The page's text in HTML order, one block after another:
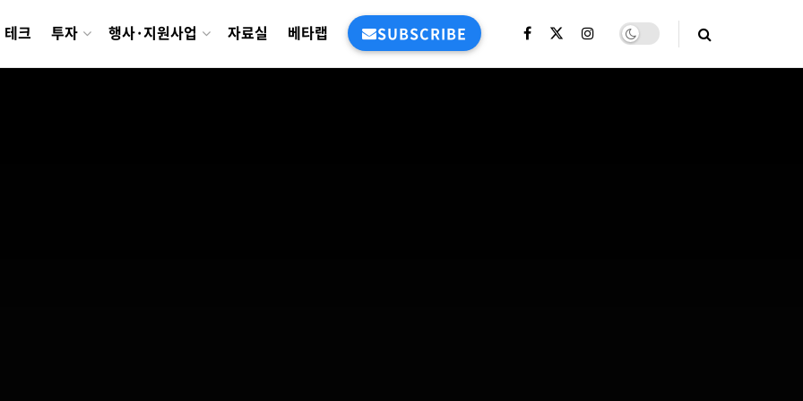
테크 투자 행사·지원사업 자료실 베타랩 SUBSCRIBE